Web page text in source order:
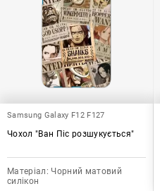
Samsung Galaxy F12 F127
Чохол "Ван Піс розшукується"
Матеріал: Чорний матовий
силікон